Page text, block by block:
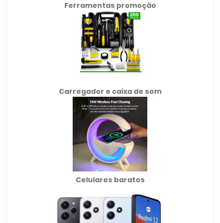
Ferramentas promoção
Carregador e caixa de som
Celulares baratos